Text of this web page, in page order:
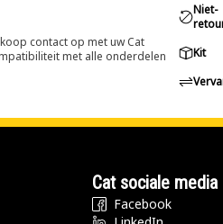
contact op met uw Cat
met alle onderdelen
Niet-
Kit
Cat sociale media
Facebook